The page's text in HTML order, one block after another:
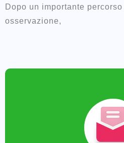
Dopo un importante
osservazione,